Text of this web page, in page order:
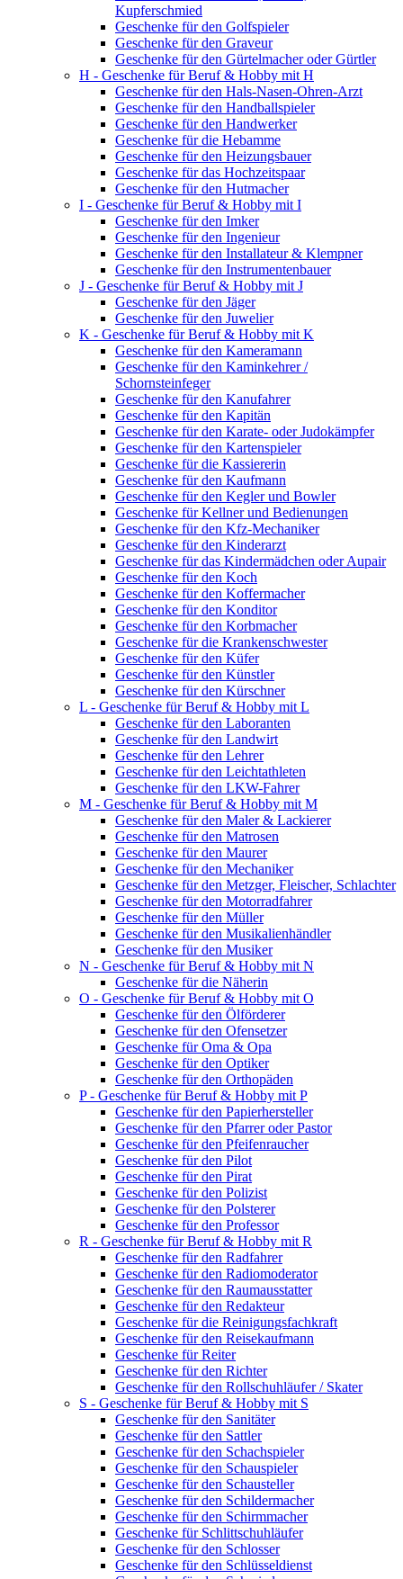
Kupferschmied
Geschenke für den Golfspieler
Geschenke für den Graveur
Geschenke für den Gürtelmacher oder Gürtler
H - Geschenke für Beruf & Hobby mit H
Geschenke für den Hals-Nasen-Ohren-Arzt
Geschenke für den Handballspieler
Geschenke für den Handwerker
Geschenke für die Hebamme
Geschenke für den Heizungsbauer
Geschenke für das Hochzeitspaar
Geschenke für den Hutmacher
I - Geschenke für Beruf & Hobby mit I
Geschenke für den Imker
Geschenke für den Ingenieur
Geschenke für den Installateur & Klempner
Geschenke für den Instrumentenbauer
J - Geschenke für Beruf & Hobby mit J
Geschenke für den Jäger
Geschenke für den Juwelier
K - Geschenke für Beruf & Hobby mit K
Geschenke für den Kameramann
Geschenke für den Kaminkehrer /
Schornsteinfeger
Geschenke für den Kanufahrer
Geschenke für den Kapitän
Geschenke für den Karate- oder Judokämpfer
Geschenke für den Kartenspieler
Geschenke für die Kassiererin
Geschenke für den Kaufmann
Geschenke für den Kegler und Bowler
Geschenke für Kellner und Bedienungen
Geschenke für den Kfz-Mechaniker
Geschenke für den Kinderarzt
Geschenke für das Kindermädchen oder Aupair
Geschenke für den Koch
Geschenke für den Koffermacher
Geschenke für den Konditor
Geschenke für den Korbmacher
Geschenke für die Krankenschwester
Geschenke für den Küfer
Geschenke für den Künstler
Geschenke für den Kürschner
L - Geschenke für Beruf & Hobby mit L
Geschenke für den Laboranten
Geschenke für den Landwirt
Geschenke für den Lehrer
Geschenke für den Leichtathleten
Geschenke für den LKW-Fahrer
M - Geschenke für Beruf & Hobby mit M
Geschenke für den Maler & Lackierer
Geschenke für den Matrosen
Geschenke für den Maurer
Geschenke für den Mechaniker
Geschenke für den Metzger, Fleischer, Schlachter
Geschenke für den Motorradfahrer
Geschenke für den Müller
Geschenke für den Musikalienhändler
Geschenke für den Musiker
N - Geschenke für Beruf & Hobby mit N
Geschenke für die Näherin
O - Geschenke für Beruf & Hobby mit O
Geschenke für den Ölförderer
Geschenke für den Ofensetzer
Geschenke für Oma & Opa
Geschenke für den Optiker
Geschenke für den Orthopäden
P - Geschenke für Beruf & Hobby mit P
Geschenke für den Papierhersteller
Geschenke für den Pfarrer oder Pastor
Geschenke für den Pfeifenraucher
Geschenke für den Pilot
Geschenke für den Pirat
Geschenke für den Polizist
Geschenke für den Polsterer
Geschenke für den Professor
R - Geschenke für Beruf & Hobby mit R
Geschenke für den Radfahrer
Geschenke für den Radiomoderator
Geschenke für den Raumausstatter
Geschenke für den Redakteur
Geschenke für die Reinigungsfachkraft
Geschenke für den Reisekaufmann
Geschenke für Reiter
Geschenke für den Richter
Geschenke für den Rollschuhläufer / Skater
S - Geschenke für Beruf & Hobby mit S
Geschenke für den Sanitäter
Geschenke für den Sattler
Geschenke für den Schachspieler
Geschenke für den Schauspieler
Geschenke für den Schausteller
Geschenke für den Schildermacher
Geschenke für den Schirmmacher
Geschenke für Schlittschuhläufer
Geschenke für den Schlosser
Geschenke für den Schlüsseldienst